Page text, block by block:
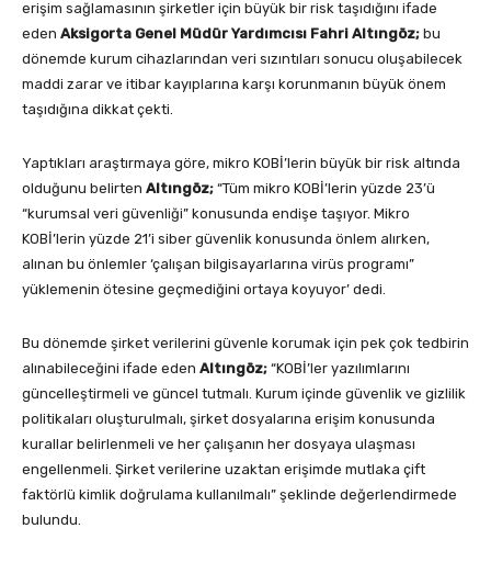
erişim sağlamasının şirketler için büyük bir risk taşıdığını ifade
eden Aksigorta Genel Müdür Yardımcısı Fahri Altıngöz; bu
dönemde kurum cihazlarından veri sızıntıları sonucu oluşabilecek
maddi zarar ve itibar kayıplarına karşı korunmanın büyük önem
taşıdığına dikkat çekti.
Yaptıkları araştırmaya göre, mikro KOBİ’lerin büyük bir risk altında
olduğunu belirten Altıngöz; “Tüm mikro KOBİ’lerin yüzde 23’ü
“kurumsal veri güvenliği” konusunda endişe taşıyor. Mikro
KOBİ’lerin yüzde 21’i siber güvenlik konusunda önlem alırken,
alınan bu önlemler ‘çalışan bilgisayarlarına virüs programı”
yüklemenin ötesine geçmediğini ortaya koyuyor’ dedi.
Bu dönemde şirket verilerini güvenle korumak için pek çok tedbirin
alınabileceğini ifade eden Altıngöz; “KOBİ’ler yazılımlarını
güncelleştirmeli ve güncel tutmalı. Kurum içinde güvenlik ve gizlilik
politikaları oluşturulmalı, şirket dosyalarına erişim konusunda
kurallar belirlenmeli ve her çalışanın her dosyaya ulaşması
engellenmeli. Şirket verilerine uzaktan erişimde mutlaka çift
faktörlü kimlik doğrulama kullanılmalı” şeklinde değerlendirmede
bulundu.